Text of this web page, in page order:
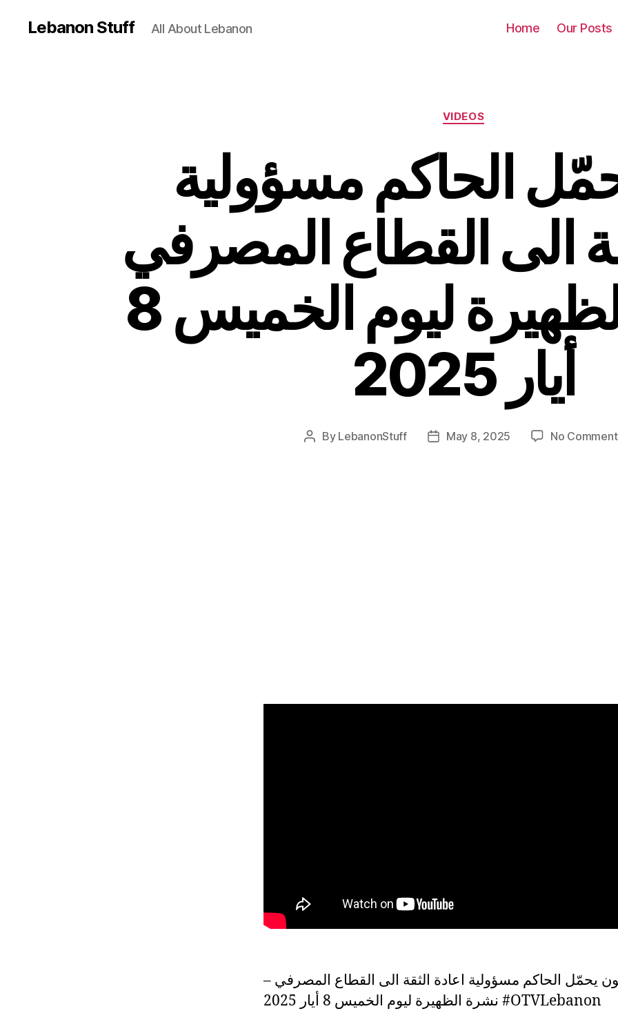
Lebanon Stuff All About Lebanon Home Our Posts
Categories
VIDEOS
الحاكم مسؤولية
الى القطاع المصرفي
– نشرة الظهيرة ليوم الخميس 8
أيار 2025
Post
By LebanonStuff
PostMay 8, 2025 No
يحمّل الحاكم مسؤولية اعادة الثقة الى القطاع المصرفي –
نشرة الظهيرة ليوم الخميس 8 أيار 2025 #OTVLebanon